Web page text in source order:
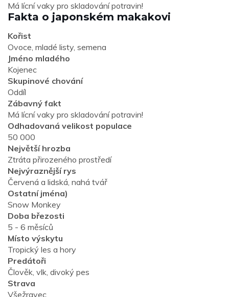
Má lícní vaky pro skladování potravin!
Fakta o japonském makakovi
Kořist
Ovoce, mladé listy, semena
Jméno mladého
Kojenec
Skupinové chování
Oddíl
Zábavný fakt
Má lícní vaky pro skladování potravin!
Odhadovaná velikost populace
50 000
Největší hrozba
Ztráta přirozeného prostředí
Nejvýraznější rys
Červená a lidská, nahá tvář
Ostatní jména)
Snow Monkey
Doba březosti
5 - 6 měsíců
Místo výskytu
Tropický les a hory
Predátoři
Člověk, vlk, divoký pes
Strava
Všežravec